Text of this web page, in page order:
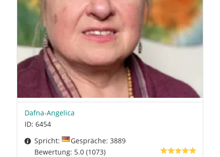
Dafna-Angelica
ID: 6454
Spricht:
Gespräche: 3889
Bewertung: 5.0 (1073)